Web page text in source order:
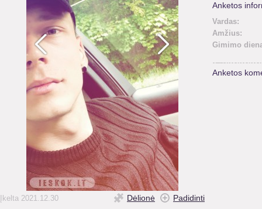
Įkelta 2021.12.30 Dėlionė Padidinti
Anketos
Vardas:
Amžius:
Gimimo
Anketos